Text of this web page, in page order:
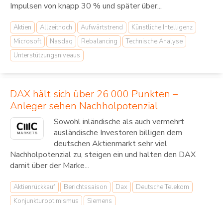
Impulsen von knapp 30 % und später über...
Aktien Allzeithoch Aufwärtstrend
Künstliche Intelligenz
Microsoft
Nasdaq Rebalancing
Technische Analyse
Unterstützungsniveaus
DAX hält sich über 26 000 Punkten –
Anleger sehen Nachholpotenzial
Sowohl inländische als auch vermehrt
ausländische Investoren billigen dem
deutschen Aktienmarkt sehr viel
Nachholpotenzial zu, steigen ein und halten den DAX
damit über der Marke...
Aktienrückkauf Berichtssaison Dax
Deutsche Telekom
Konjunkturoptimismus
Siemens